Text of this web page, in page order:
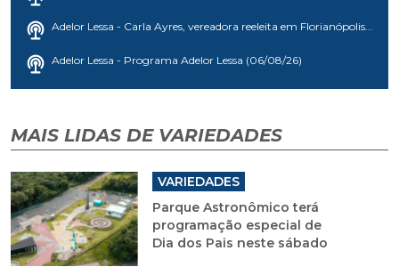
Adelor Lessa - Carla Ayres, vereadora reeleita em Florianópolis...
Adelor Lessa - Programa Adelor Lessa (06/08/26)
MAIS LIDAS DE VARIEDADES
VARIEDADES
Parque Astronômico terá
programação especial de
Dia dos Pais neste sábado